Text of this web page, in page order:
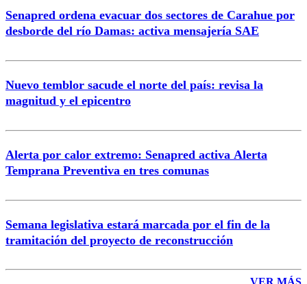
Correo
Senapred ordena evacuar dos sectores de Carahue por
desborde del río Damas: activa mensajería SAE
Nuevo temblor sacude el norte del país: revisa la
magnitud y el epicentro
Alerta por calor extremo: Senapred activa Alerta
Temprana Preventiva en tres comunas
Semana legislativa estará marcada por el fin de la
tramitación del proyecto de reconstrucción